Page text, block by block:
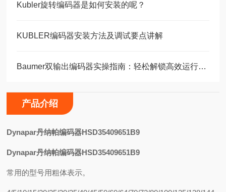
Kubler旋转编码器是如何安装的呢？
KUBLER编码器安装方法及调试要点讲解
Baumer双输出编码器实操指南：轻松解锁高效运行的核心步骤！
产品介绍
Dynapar丹纳帕编码器HSD35409651B9
Dynapar丹纳帕编码器HSD35409651B9
常用的型号用粗体表示。